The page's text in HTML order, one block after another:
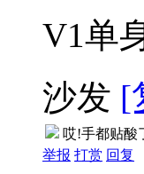
V1单
沙发 [
哎!手都贴酸
举报 打赏 回复